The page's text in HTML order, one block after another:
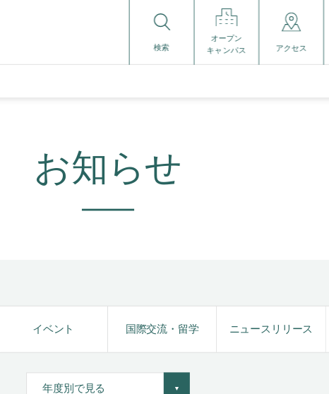
検索
オープン
キャンパス アクセス
お知らせ
イベント 国際交流・留学 ニュースリリース